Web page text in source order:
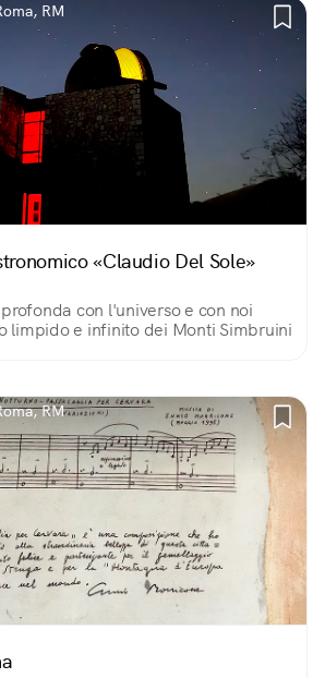
RM
«Claudio Del Sole»
con l'universo e con noi
limpido e infinito dei Monti Simbruini
RM